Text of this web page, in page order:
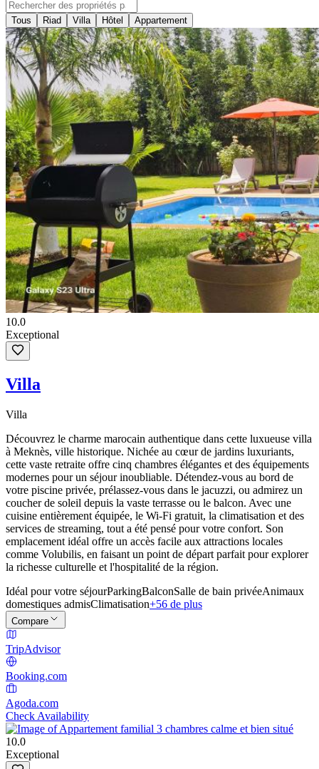
Tous Riad Villa Hôtel Appartement
10.0
Exceptional
Villa
Villa
Découvrez le charme marocain authentique dans cette luxueuse villa
à Meknès, ville historique. Nichée au cœur de jardins luxuriants,
cette vaste retraite offre cinq chambres élégantes et des équipements
modernes pour un séjour inoubliable. Détendez-vous au bord de
votre piscine privée, prélassez-vous dans le jacuzzi, ou admirez un
coucher de soleil depuis la vaste terrasse ou le balcon. Avec une
cuisine entièrement équipée, le Wi-Fi gratuit, la climatisation et des
services de streaming, tout a été pensé pour votre confort. Son
emplacement idéal offre un accès facile aux attractions locales
comme Volubilis, en faisant un point de départ parfait pour explorer
la richesse culturelle et l'hospitalité de la région.
Idéal pour votre séjourParkingBalconSalle de bain privéeAnimaux
domestiques admisClimatisation+56 de plus
Compare
TripAdvisor
Booking.com
Agoda.com
Check Availability
10.0
Exceptional